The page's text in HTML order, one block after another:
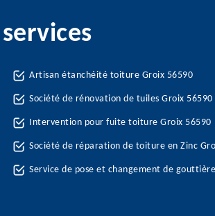
Artisan étanchéité toiture Groix 56590
Société de rénovation de tuiles Groix 56590
Intervention pour fuite toiture Groix 56590
Société de réparation de toiture en Zinc
Service de pose et changement de